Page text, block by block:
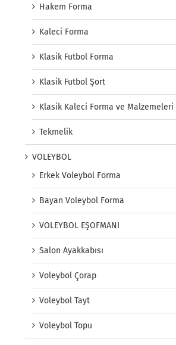
Hakem Forma
Kaleci Forma
Klasik Futbol Forma
Klasik Futbol Şort
Klasik Kaleci Forma ve Malzemeleri
Tekmelik
VOLEYBOL
Erkek Voleybol Forma
Bayan Voleybol Forma
VOLEYBOL EŞOFMANI
Salon Ayakkabısı
Voleybol Çorap
Voleybol Tayt
Voleybol Topu